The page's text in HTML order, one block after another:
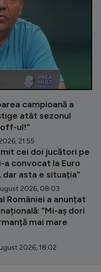
campioană a
atât sezonul
ul!”
21:55
cei doi jucători pe
a convocat la Euro
dar asta e situația”
2026, 08:03
României a anunțat
”Mi-aș dori
mai mare
2026, 18:02